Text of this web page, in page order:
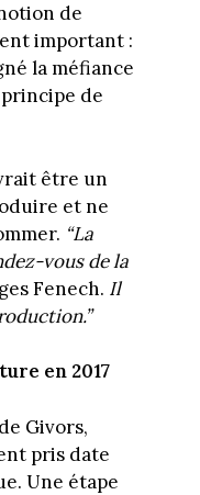
de
important :
la méfiance
de
être un
et ne
“La
vous de la
Fenech. Il
en 2017
Givors,
pris date
Une étape